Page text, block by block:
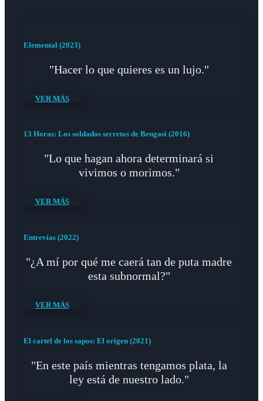
Elemental (2023)
"Hacer lo que quieres es un lujo."
VER MÁS
13 Horas: Los soldados secretos de Bengasi (2016)
"Lo que hagan ahora determinará si
vivimos o morimos."
VER MÁS
Entrevías (2022)
"¿A mí por qué me caerá tan de puta madre
esta subnormal?"
VER MÁS
El cartel de los sapos: El origen (2021)
"En este país mientras tengamos plata, la
ley está de nuestro lado."